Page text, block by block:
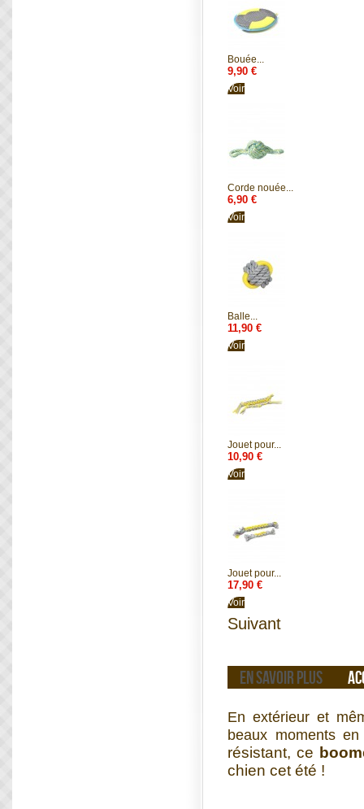
Bouée...
9,90 €
Voir
Corde nouée...
6,90 €
Voir
Balle...
11,90 €
Voir
Jouet pour...
10,90 €
Voir
Jouet pour...
17,90 €
Voir
Suivant
EN SAVOIR PLUS
En extérieur et
beaux moments
résistant, ce
chien cet été !